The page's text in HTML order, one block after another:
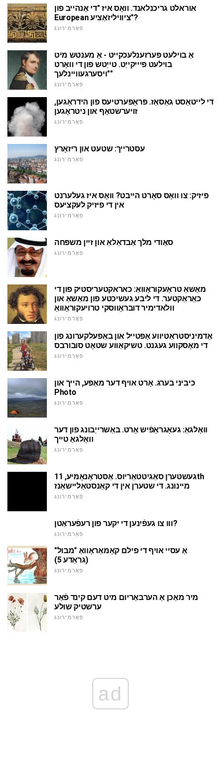
אוראלט גריכנלאנד. וואָס איז "די אָנהייב פון
European ציוויליזאַציע"?
פאָרמירונג
אַ בוילעט פּערזענלעכקייט - אַ מענטש מיט
בוילעט פיייקייַט. טייַטש פון די וואָרט
"ויסערגעוויינלעך"
פאָרמירונג
די לייטאַסט גאַסאַז. פּראָפּערטיעס פון הידראָגען,
זויערשטאָף און ניטראָגען
פאָרמירונג
עסטרייך: שטעט און ריזאָרץ
פאָרמירונג
פיזיק: צו וואָס סאָרט הייבט? וואָס איז געלערנט
אין די פיזיק לעקציעס
פאָרמירונג
סאַודי מלך אַבדאַלאַ און זיין משפּחה
פאָרמירונג
מאַשאַ טראָעקוראָוואַ: כאראקטעריסטיק פון די
כאַראַקטער. די ליבע געשיכטע פון מאַשאַ און
וולאדימיר דובראָווסקי טרויעקוראָוואַ
פאָרמירונג
אַדמיניסטראַטיווע אָפּטייל און באַפעלקערונג פון
די מאָסקווע געגנט. טשיקאַווע שטאָט סובורבס
פאָרמירונג
כיביני בערג. אָרט אויף דער מאַפּע, הייך און
Photo
פאָרמירונג
וואָלגאַ: געאָגראַפֿיש אָרט. באַשרייַבונג פון דער
וואָלגאַ טייך
פאָרמירונג
געשטערן סאַגיטטאַריוס. אַסטראָנאָמיע, 11th
מיינונג. די שטערן אין די קאַנסטאַליישאַנז
פאָרמירונג
ווו צו געפֿינען די יקער פון רעפֿעראַטן?
פאָרמירונג
אַ עסיי אויף די פילם קאָמאַראָוואַ "מבול"
(גראַדע 5)
פאָרמירונג
מיר מאַכן אַ הערבאַריום מיט דעם קינד פֿאַר
ערשטיק שולע
פאָרמירונג
ad